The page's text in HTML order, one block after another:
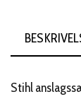
Stihl